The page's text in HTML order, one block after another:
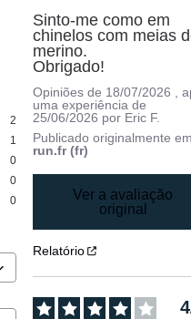
2
1
0
0
0
Sinto-me como em
chinelos com meias
merino.
Obrigado!
Opiniões de 18/07/2026
,
uma experiência de
25/06/2026 por Eric F.
Publicado originalmente
run.fr (fr)
Ver a avaliação
original
Relatório
4